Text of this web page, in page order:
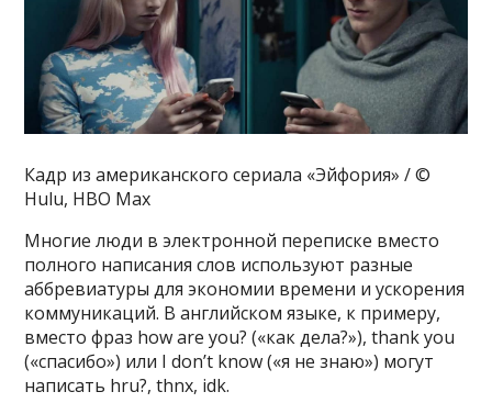
Кадр из американского сериала «Эйфория» / ©
Hulu, HBO Max
Многие люди в электронной переписке вместо
полного написания слов используют разные
аббревиатуры для экономии времени и ускорения
коммуникаций. В английском языке, к примеру,
вместо фраз how are you? («как дела?»), thank you
(«спасибо») или I don’t know («я не знаю») могут
написать hru?, thnx, idk.